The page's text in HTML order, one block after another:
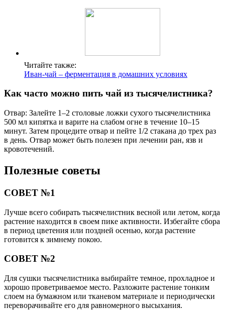
Читайте также:
Иван-чай – ферментация в домашних условиях
Как часто можно пить чай из тысячелистника?
Отвар: Залейте 1–2 столовые ложки сухого тысячелистника
500 мл кипятка и варите на слабом огне в течение 10–15
минут. Затем процедите отвар и пейте 1/2 стакана до трех раз
в день. Отвар может быть полезен при лечении ран, язв и
кровотечений.
Полезные советы
СОВЕТ №1
Лучше всего собирать тысячелистник весной или летом, когда
растение находится в своем пике активности. Избегайте сбора
в период цветения или поздней осенью, когда растение
готовится к зимнему покою.
СОВЕТ №2
Для сушки тысячелистника выбирайте темное, прохладное и
хорошо проветриваемое место. Разложите растение тонким
слоем на бумажном или тканевом материале и периодически
переворачивайте его для равномерного высыхания.